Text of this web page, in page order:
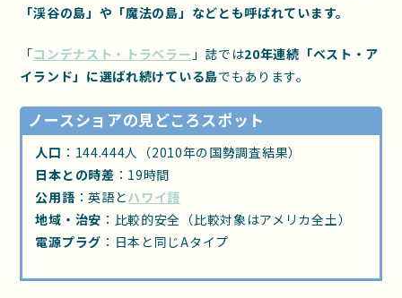
「渓谷の島」や「魔法の島」などとも呼ばれています。
「コンデナスト・トラベラー 」誌では20年連続「ベスト・ア
イランド」に選ばれ続けている島でもあります。
ノースショアの見どころスポット
人口 ：144.444人（2010年の国勢調査結果）
日本との時差 ：19時間
公用語 ：英語とハワイ語
地域・治安 ：比較的安全（比較対象はアメリカ全土）
電源プラグ ：日本と同じAタイプ